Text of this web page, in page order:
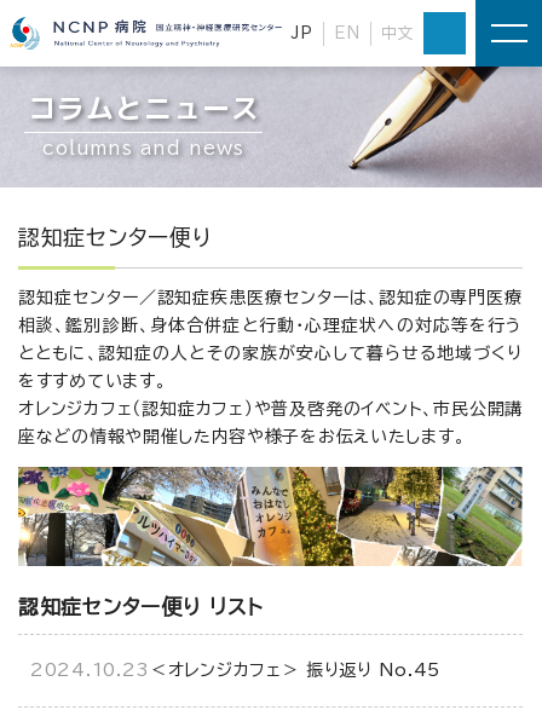
JP EN 中文
コラムとニュース
columns and news
認知症センター便り
認知症センター／認知症疾患医療センターは、認知症の専門医療
相談、鑑別診断、身体合併症と行動・心理症状への対応等を行う
とともに、認知症の人とその家族が安心して暮らせる地域づくり
をすすめています。
オレンジカフェ（認知症カフェ）や普及啓発のイベント、市民公開講
座などの情報や開催した内容や様子をお伝えいたします。
認知症センター便り リスト
2024.10.23 ＜オレンジカフェ＞ 振り返り No.45